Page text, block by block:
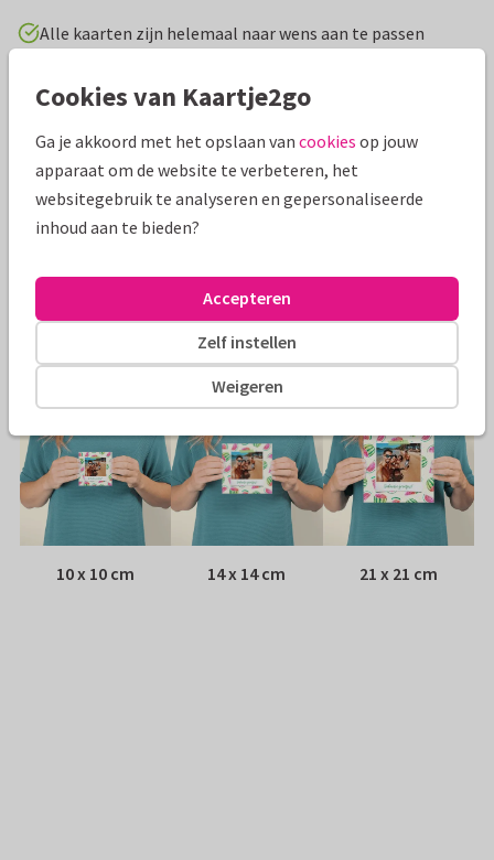
Alle kaarten zijn helemaal naar wens aan te passen
Vakantiekaarten Manique Groeten uit...
Specificaties bij deze kaart
Papiersoort: Kies uit 6 luxe papiersoorten
Adres: Achterop de kaart
Formaten
10 x 10 cm 14 x 14 cm 21 x 21 cm
Cookies van Kaartje2go
Ga je akkoord met het opslaan van cookies op jouw
apparaat om de website te verbeteren, het
websitegebruik te analyseren en gepersonaliseerde
inhoud aan te bieden?
Weigeren
Zelf instellen
Accepteren